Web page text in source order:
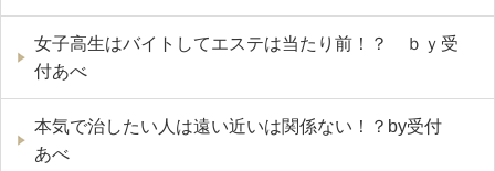
女子高生はバイトしてエステは当たり前！？ ｂｙ受
付あべ
本気で治したい人は遠い近いは関係ない！？by受付
あべ